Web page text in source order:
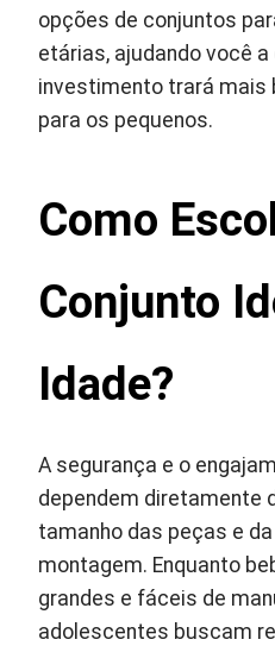
opções de conjuntos
etárias, ajudando você a
investimento trará mais
para os pequenos.
Como
Conjunto
Idade?
A segurança e o
dependem diretamente
tamanho das peças e
montagem. Enquanto
grandes e fáceis de
adolescentes buscam